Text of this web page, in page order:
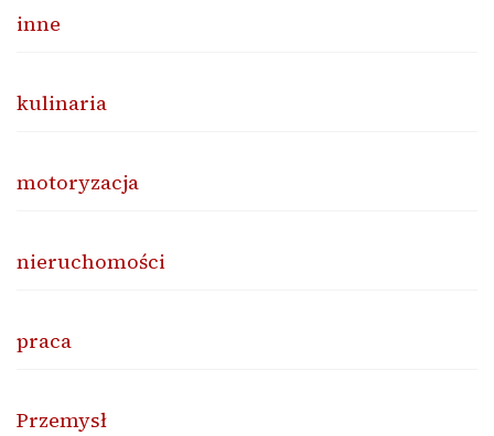
inne
kulinaria
motoryzacja
nieruchomości
praca
Przemysł